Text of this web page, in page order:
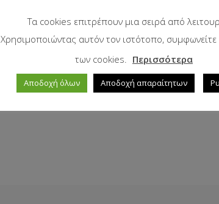
Τα cookies επιτρέπουν μια σειρά από
Χρησιμοποιώντας αυτόν τον ιστότοπο,
των cookies. Περισσότερα
Αποδοχή όλων Αποδοχή απαραίτητων